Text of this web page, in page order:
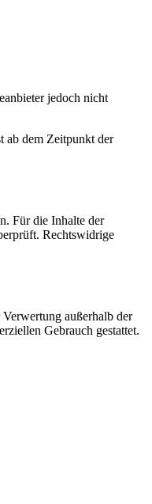
jedoch nicht
ab dem Zeitpunkt der
Für die Inhalte der
Rechtswidrige
außerhalb der
Gebrauch gestattet.